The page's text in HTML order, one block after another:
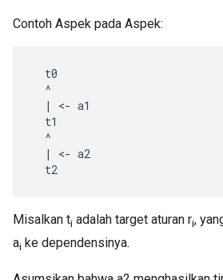
Contoh Aspek pada Aspek:
  t0
  ^
  | <- a1
  t1
  ^
  | <- a2
Misalkan ti adalah target aturan ri,
ai ke dependensinya.